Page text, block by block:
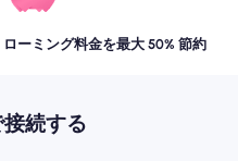
ローミング料金を最大 50% 節約
続する